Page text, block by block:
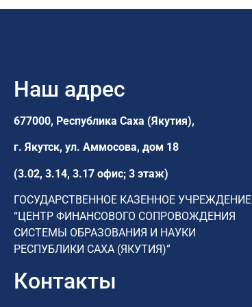
Наш адрес
677000, Республика Саха (Якутия),
г. Якутск, ул. Аммосова, дом 18
(3.02, 3.14, 3.17 офис; 3 этаж)
ГОСУДАРСТВЕННОЕ КАЗЕННОЕ УЧРЕЖДЕНИЕ
“ЦЕНТР ФИНАНСОВОГО СОПРОВОЖДЕНИЯ
СИСТЕМЫ ОБРАЗОВАНИЯ И НАУКИ
РЕСПУБЛИКИ САХА (ЯКУТИЯ)”
Контакты